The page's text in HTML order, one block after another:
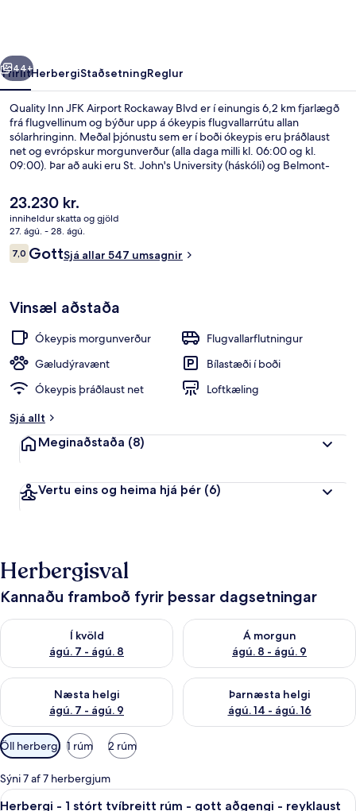
Næsta
44+
YfirlitHerbergiStaðsetningReglur
Quality Inn JFK Airport Rockaway Blvd er í einungis 6,2 km fjarlægð
frá flugvellinum og býður upp á ókeypis flugvallarrútu allan
sólarhringinn. Meðal þjónustu sem er í boði ókeypis eru þráðlaust
net og evrópskur morgunverður (alla daga milli kl. 06:00 og kl.
09:00). Þar að auki eru St. John's University (háskóli) og Belmont-
heimsótt staðinn hafa verið sérstaklega ánægðir með hjálpsamt
starfsfólk og nálægð við flugvöllinn.
Núverandi
verð
er
23.230 kr.
23.230 kr.
inniheldur skatta og gjöld
27. ágú. - 28. ágú.
Umsagnir
7,07,0 af 10
GottSjá allar 547 umsagnir
Vinsæl aðstaða
Ókeypis morgunverður
Flugvallarflutningur
Gæludýravænt
Bílastæði í boði
Ókeypis þráðlaust net
Loftkæling
Sjá allt
Meginaðstaða (8)
Vertu eins og heima hjá þér (6)
Herbergisval
Kannaðu framboð fyrir þessar dagsetningar
Í kvöld
ágú. 7 - ágú. 8
Athuga framboð í kvöld ágú. 7 - ágú. 8
Á morgun
ágú. 8 - ágú. 9
Athuga framboð á morgun
Næsta helgi
ágú. 7 - ágú. 9
Athuga framboð næstu helgi ágú. 7 - ágú. 9
Þarnæsta helgi
ágú. 14 - ágú. 16
Athuga framboð þarnæstu
Síur
í
boði
fyrir
herbergi
Öll herbergi 1 rúm 2 rúm
Sýni 7 af 7 herbergjum
Skoða
Skrifborð, hljóðeinangrun, straujárn/
5
Herbergi - 1 stórt tvíbreitt rúm - gott aðgengi - reyklaust